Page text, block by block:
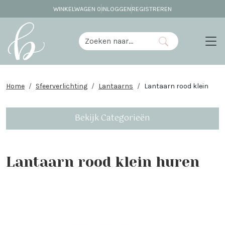
WINKELWAGEN 0 INLOGGEN REGISTREREN
Home Sfeerverlichting Lantaarns Lantaarn rood klein
Bekijk Categorieën
Lantaarn rood klein huren